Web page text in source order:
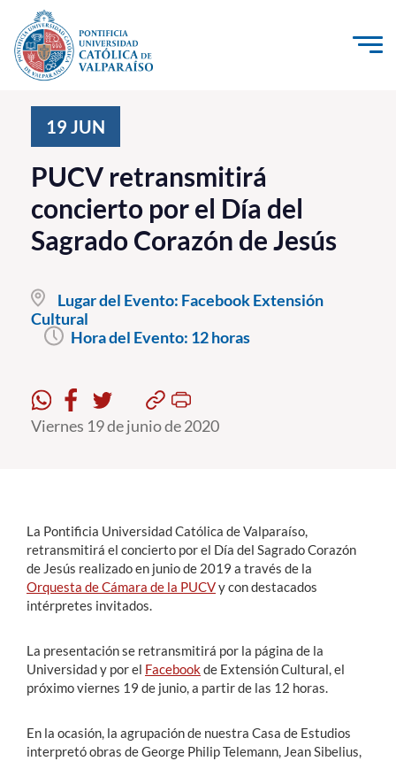
Click acá para ir directamente al contenido
Investigación, Creación e Innovación
PUCV Internacional
Vinculación con el Medio
Pregrado
Postgrado
Formación Continua
Alumni
English
19 JUN
PUCV retransmitirá
concierto por el Día del
Sagrado Corazón de Jesús
Lugar del Evento: Facebook Extensión
Cultural
Hora del Evento: 12 horas
Viernes 19 de junio de 2020
La Pontificia Universidad Católica de Valparaíso,
retransmitirá el concierto por el Día del Sagrado Corazón
de Jesús realizado en junio de 2019 a través de la
Orquesta de Cámara de la PUCVy con destacados
intérpretes invitados.
La presentación se retransmitirá por la página de la
Universidad y por el Facebookde Extensión Cultural, el
próximo viernes 19 de junio, a partir de las 12 horas.
En la ocasión, la agrupación de nuestra Casa de Estudios
interpretó obras de George Philip Telemann, Jean Sibelius,